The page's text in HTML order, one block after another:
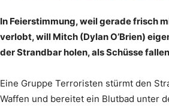
In Feierstimmung, weil gerade frisch
verlobt, will Mitch (Dylan O’Brien)
der Strandbar holen, als Schüsse
Eine Gruppe Terroristen stürmt den
Waffen und bereitet ein Blutbad unter